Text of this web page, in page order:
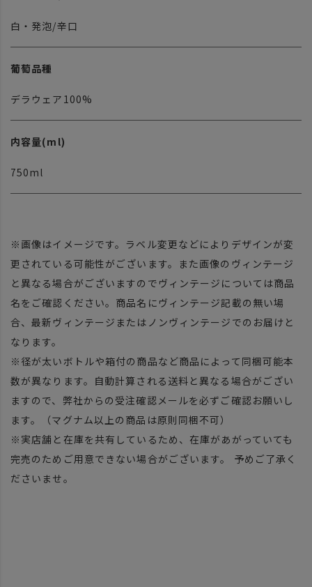
白・発泡/辛口
葡萄品種
デラウェア100%
内容量(ml)
750ml
※画像はイメージです。ラベル変更などによりデザインが変
更されている可能性がございます。また画像のヴィンテージ
と異なる場合がございますのでヴィンテージについては商品
名をご確認ください。商品名にヴィンテージ記載の無い場
合、最新ヴィンテージまたはノンヴィンテージでのお届けと
なります。
※径が太いボトルや箱付の商品など商品によって同梱可能本
数が異なります。自動計算される送料と異なる場合がござい
ますので、弊社からの受注確認メールを必ずご確認お願いし
ます。（マグナム以上の商品は原則同梱不可）
※実店舗と在庫を共有しているため、在庫があがっていても
完売のためご用意できない場合がございます。 予めご了承く
ださいませ。